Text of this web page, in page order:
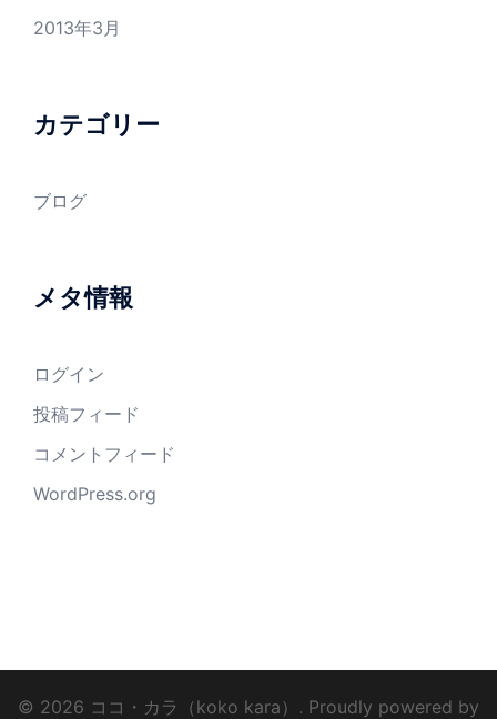
2013年3月
カテゴリー
ブログ
メタ情報
ログイン
投稿フィード
コメントフィード
WordPress.org
© 2026 ココ・カラ（koko kara）. Proudly powered by